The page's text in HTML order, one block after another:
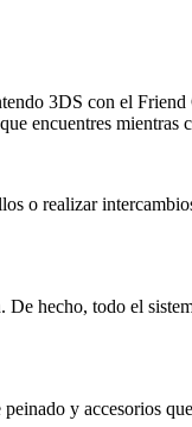
3DS con el Friend
encuentres mientras
o realizar
hecho, todo el
y accesorios